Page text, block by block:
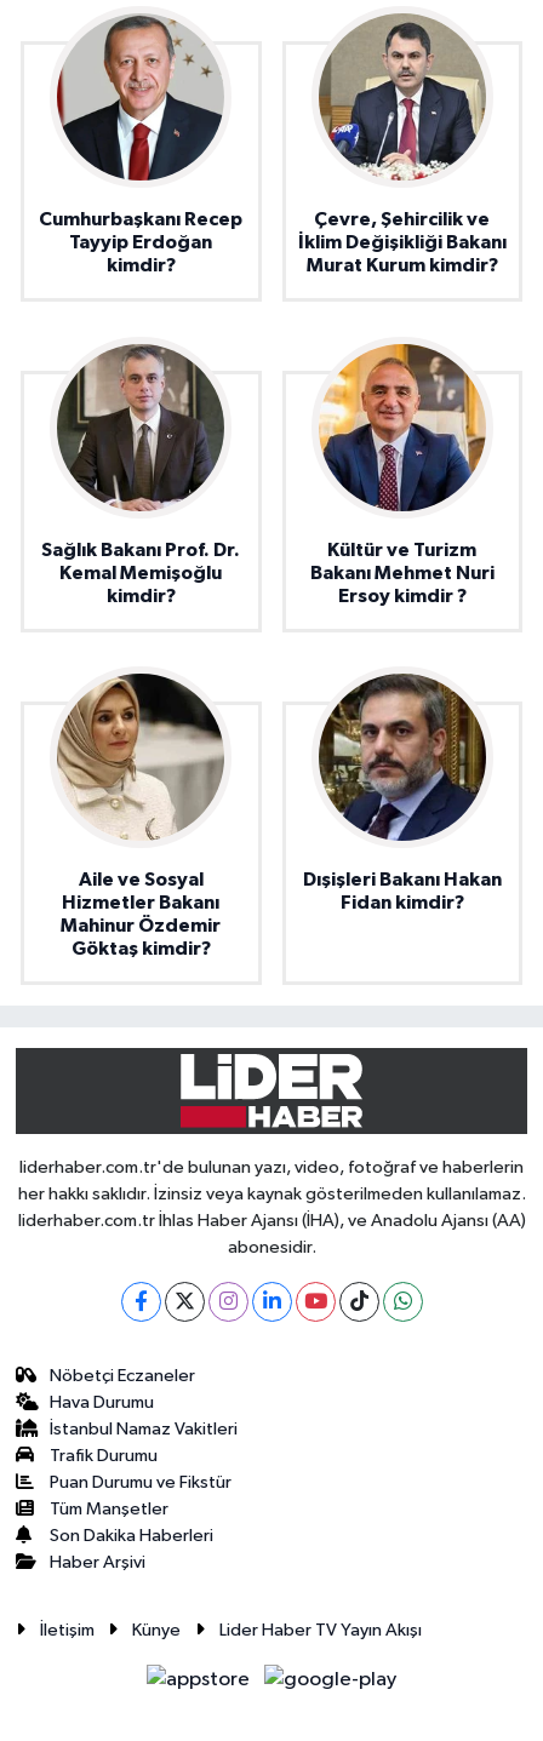
Cumhurbaşkanı Recep
Tayyip Erdoğan
kimdir?
Çevre, Şehircilik ve
İklim Değişikliği Bakanı
Murat Kurum kimdir?
Sağlık Bakanı Prof. Dr.
Kemal Memişoğlu
kimdir?
Kültür ve Turizm
Bakanı Mehmet Nuri
Ersoy kimdir ?
Aile ve Sosyal
Hizmetler Bakanı
Mahinur Özdemir
Göktaş kimdir?
Dışişleri Bakanı Hakan
Fidan kimdir?
liderhaber.com.tr'de bulunan yazı, video, fotoğraf ve haberlerin
her hakkı saklıdır. İzinsiz veya kaynak gösterilmeden kullanılamaz.
liderhaber.com.tr İhlas Haber Ajansı (İHA), ve Anadolu Ajansı (AA)
abonesidir.
Nöbetçi Eczaneler
Hava Durumu
İstanbul Namaz Vakitleri
Trafik Durumu
Puan Durumu ve Fikstür
Tüm Manşetler
Son Dakika Haberleri
Haber Arşivi
İletişim Künye Lider Haber TV Yayın Akışı